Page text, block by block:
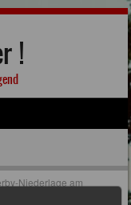
!
Niederlage am